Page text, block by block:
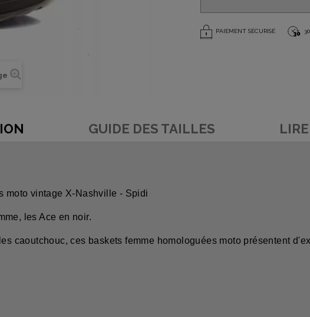
PAIEMENT SÉCURISÉ
GUIDE DES TAILLES
moto vintage X-Nashville - Spidi
les Ace en noir.
caoutchouc, ces baskets femme homologuées moto présentent